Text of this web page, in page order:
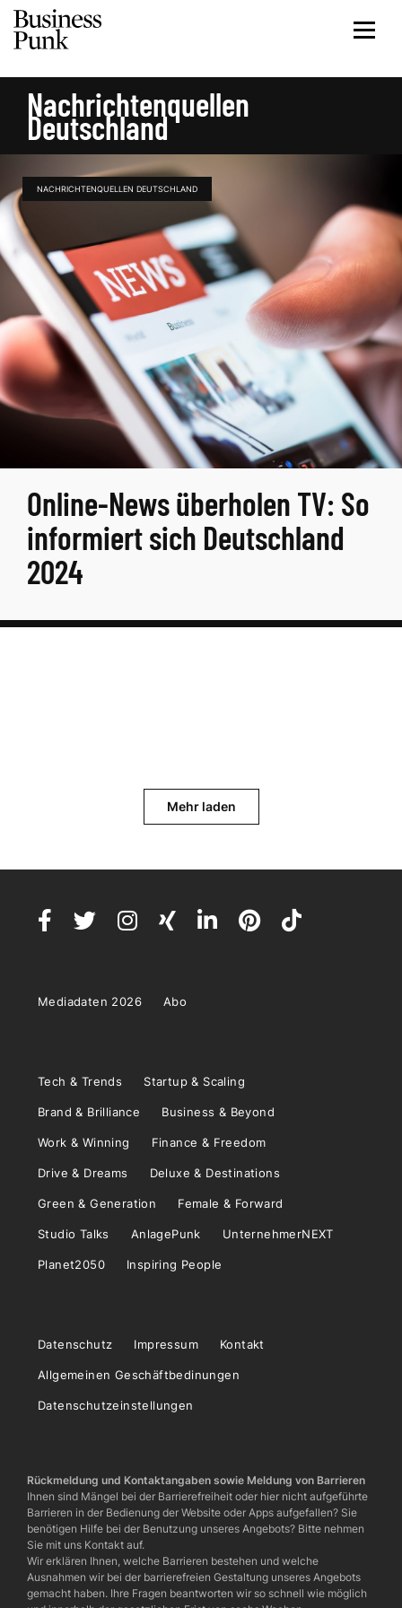
Nachrichtenquellen
Deutschland
NACHRICHTENQUELLEN DEUTSCHLAND
Online-News überholen TV: So
informiert sich Deutschland
2024
Mehr laden
Mediadaten 2026 Abo
Tech & Trends Startup & Scaling
Brand & Brilliance Business & Beyond
Work & Winning Finance & Freedom
Drive & Dreams Deluxe & Destinations
Green & Generation Female & Forward
Studio Talks AnlagePunk UnternehmerNEXT
Planet2050 Inspiring People
Datenschutz Impressum Kontakt
Allgemeinen Geschäftbedinungen
Datenschutzeinstellungen
Rückmeldung und Kontaktangaben sowie Meldung von Barrieren
Ihnen sind Mängel bei der Barrierefreiheit oder hier nicht aufgeführte
Barrieren in der Bedienung der Website oder Apps aufgefallen? Sie
benötigen Hilfe bei der Benutzung unseres Angebots? Bitte nehmen
Sie mit uns Kontakt auf.
Wir erklären Ihnen, welche Barrieren bestehen und welche
Ausnahmen wir bei der barrierefreien Gestaltung unseres Angebots
gemacht haben. Ihre Fragen beantworten wir so schnell wie möglich